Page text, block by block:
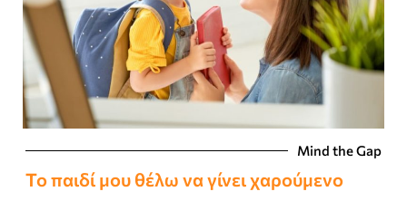
Mind the Gap
Το παιδί μου θέλω να γίνει χαρούμενο